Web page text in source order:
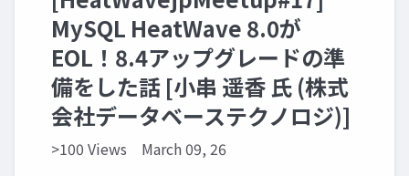
MySQL HeatWave 8.0が
EOL！8.4アップグレードの準
備をした話 [小串 遥香 氏 (株式
会社データベーステクノロジ)]
>100 Views March 09, 26